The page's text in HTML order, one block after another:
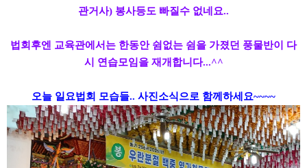
관거사) 봉사등도 빠질수 없네요..
법회후엔 교육관에서는 한동안 쉼없는 쉼을 가졌던 풍물반이 다
시 연습모임을 재개합니다...^^
오늘 일요법회 모습들.. 사진소식으로 함께하세요~~~~